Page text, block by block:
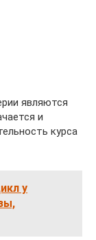
являются
и
курса
у